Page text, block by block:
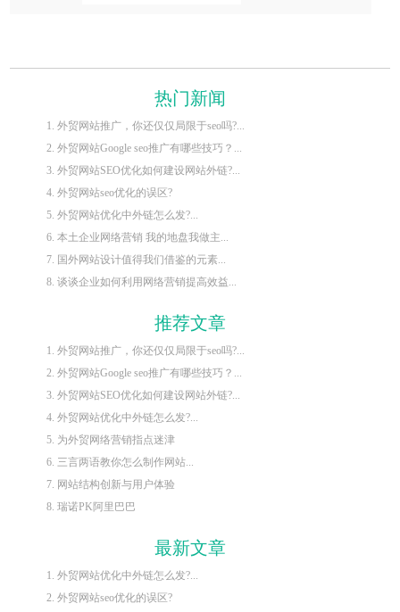
热门新闻
1. 外贸网站推广，你还仅仅局限于seo吗?...
2. 外贸网站Google seo推广有哪些技巧？...
3. 外贸网站SEO优化如何建设网站外链?...
4. 外贸网站seo优化的误区?
5. 外贸网站优化中外链怎么发?...
6. 本土企业网络营销 我的地盘我做主...
7. 国外网站设计值得我们借鉴的元素...
8. 谈谈企业如何利用网络营销提高效益...
推荐文章
1. 外贸网站推广，你还仅仅局限于seo吗?...
2. 外贸网站Google seo推广有哪些技巧？...
3. 外贸网站SEO优化如何建设网站外链?...
4. 外贸网站优化中外链怎么发?...
5. 为外贸网络营销指点迷津
6. 三言两语教你怎么制作网站...
7. 网站结构创新与用户体验
8. 瑞诺PK阿里巴巴
最新文章
1. 外贸网站优化中外链怎么发?...
2. 外贸网站seo优化的误区?